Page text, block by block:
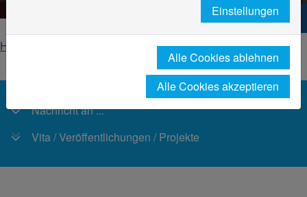
Hochschule Niederrhein. Dein Weg.
Home
Fachbereich Sozialwesen
Prof. Dr. Beate Küpper
Nachricht an ...
Vita / Veröffentlichungen / Projekte
Einstellungen
Alle Cookies ablehnen
Alle Cookies akzeptieren